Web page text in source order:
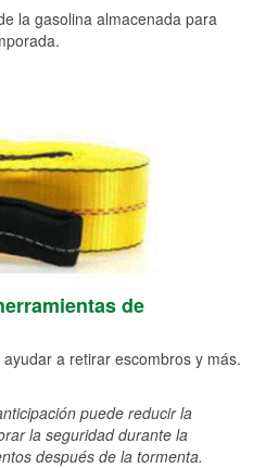
la gasolina almacenada para
de
a retirar escombros y más.
puede reducir la
la seguridad durante la
después de la tormenta.